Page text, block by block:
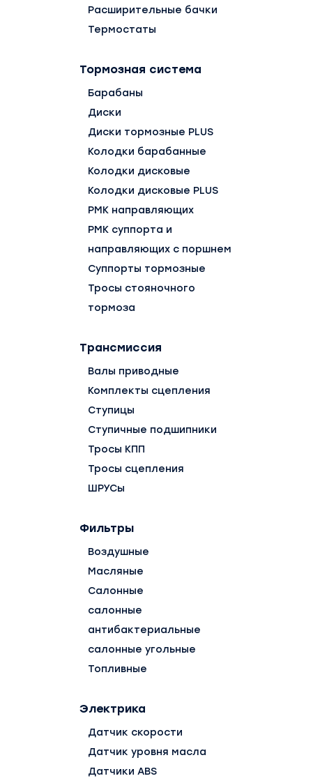
Расширительные бачки
Термостаты
Тормозная система
Барабаны
Диски
Диски тормозные PLUS
Колодки барабанные
Колодки дисковые
Колодки дисковые PLUS
РМК направляющих
РМК суппорта и
направляющих с поршнем
Суппорты тормозные
Тросы стояночного
тормоза
Трансмиссия
Валы приводные
Комплекты сцепления
Ступицы
Ступичные подшипники
Тросы КПП
Тросы сцепления
ШРУСы
Фильтры
Воздушные
Масляные
Салонные
салонные
антибактериальные
салонные угольные
Топливные
Электрика
Датчик скорости
Датчик уровня масла
Датчики ABS